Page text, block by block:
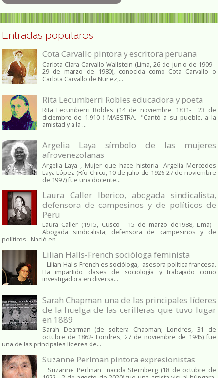
Entradas populares
Cota Carvallo pintora y escritora peruana
Carlota Clara Carvallo Wallstein (Lima, 26 de junio de 1909 -
29 de marzo de 1980), conocida como Cota Carvallo o
Carlota Carvallo de Nuñez,...
Rita Lecumberri Robles educadora y poeta
Rita Lecumberri Robles (14 de noviembre 1831- 23 de
diciembre de 1.910 ) MAESTRA.- "Cantó a su pueblo, a la
amistad y a la ...
Argelia Laya símbolo de las mujeres
afrovenezolanas
Argelia Laya , Mujer que hace historia Argelia Mercedes
Laya López (Río Chico, 10 de julio de 1926-27 de noviembre
de 1997) fue una docente...
Laura Caller Iberico, abogada sindicalista,
defensora de campesinos y de políticos de
Peru
Laura Caller (1915, Cusco - 15 de marzo de1988, Lima)
Abogada sindicalista, defensora de campesinos y de
políticos. Nació en...
Lilian Halls-French socióloga feminista
Lilian Halls-French es socióloga, asesora política francesa.
Ha impartido clases de sociología y trabajado como
investigadora en diversa...
Sarah Chapman una de las principales líderes
de la huelga de las cerilleras que tuvo lugar
en 1889
Sarah Dearman (de soltera Chapman; Londres, 31 de
octubre de 1862​- Londres, 27 de noviembre de 1945)​ fue
una de las principales líderes de...
Suzanne Perlman pintora expresionistas
Suzanne Perlman nacida Sternberg (18 de octubre de